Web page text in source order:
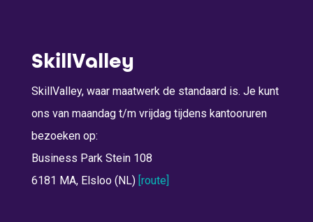
SkillValley
SkillValley, waar maatwerk de standaard is. Je kunt
ons van maandag t/m vrijdag tijdens kantooruren
bezoeken op:
Business Park Stein 108
6181 MA, Elsloo (NL) [route]